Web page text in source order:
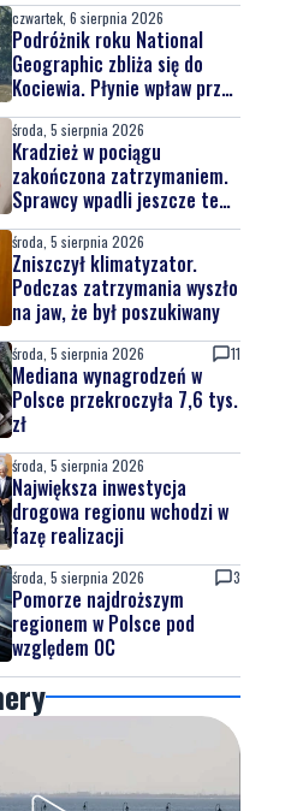
czwartek, 6 sierpnia 2026
Podróżnik roku National
Geographic zbliża się do
Kociewia. Płynie wpław przez
całą Wisłę
środa, 5 sierpnia 2026
Kradzież w pociągu
zakończona zatrzymaniem.
Sprawcy wpadli jeszcze tego
samego dnia
środa, 5 sierpnia 2026
Zniszczył klimatyzator.
Podczas zatrzymania wyszło
na jaw, że był poszukiwany
środa, 5 sierpnia 2026 11
Mediana wynagrodzeń w
Polsce przekroczyła 7,6 tys.
zł
środa, 5 sierpnia 2026
Największa inwestycja
drogowa regionu wchodzi w
fazę realizacji
środa, 5 sierpnia 2026 3
Pomorze najdroższym
regionem w Polsce pod
względem OC